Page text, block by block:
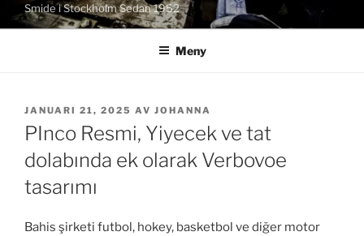
Smide i Stockholm Sedan 1952
Meny
PUBLICERAT
JANUARI 21, 2025 AV JOHANNA
PInco Resmi, Yiyecek ve tat
dolabında ek olarak Verbovoe
tasarımı
Bahis şirketi futbol, ​​hokey, basketbol ve diğer motor